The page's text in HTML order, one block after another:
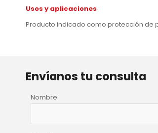
Usos y aplicaciones
Producto indicado como protección de
Envíanos tu consulta
Nombre